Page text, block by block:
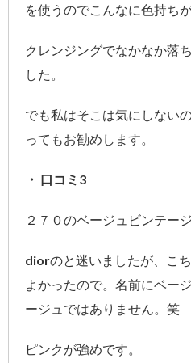
を使うのでこんなに色持ち
クレンジングでなかなか落
した。
でも私はそこは気にしない
ってもお勧めします。
・ 口コミ3
２７０のベージュビンテージ
diorのと迷いましたが、こ
よかったので。名前にベー
ージュではありません。笑
ピンクが強めです。